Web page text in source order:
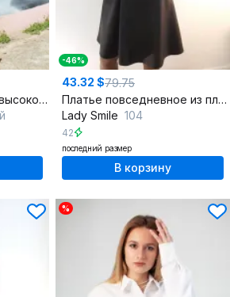
Джинсовые брюки с высокой посадкой и карманами демисезон
-46%
43.32 $79.75
Платье повседневное из плательной ткани
Lady Smile 104
42
последний размер
В корзину
%